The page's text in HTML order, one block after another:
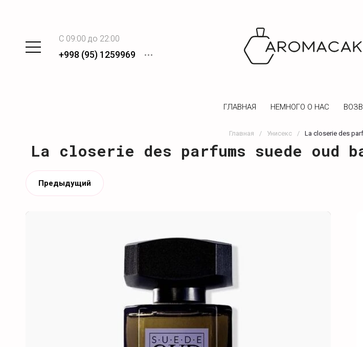
C 09:00 до 22:00
+998 (95) 1259969
ГЛАВНАЯ НЕМНОГО О НАС
Главная / Унисекс / La closerie des
La closerie des parfums suede oud
Предыдущий